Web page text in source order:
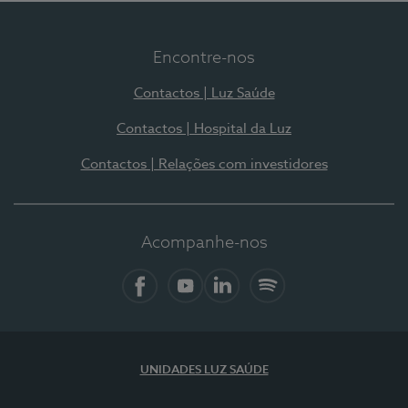
Encontre-nos
Contactos | Luz Saúde
Contactos | Hospital da Luz
Contactos | Relações com investidores
Acompanhe-nos
UNIDADES LUZ SAÚDE